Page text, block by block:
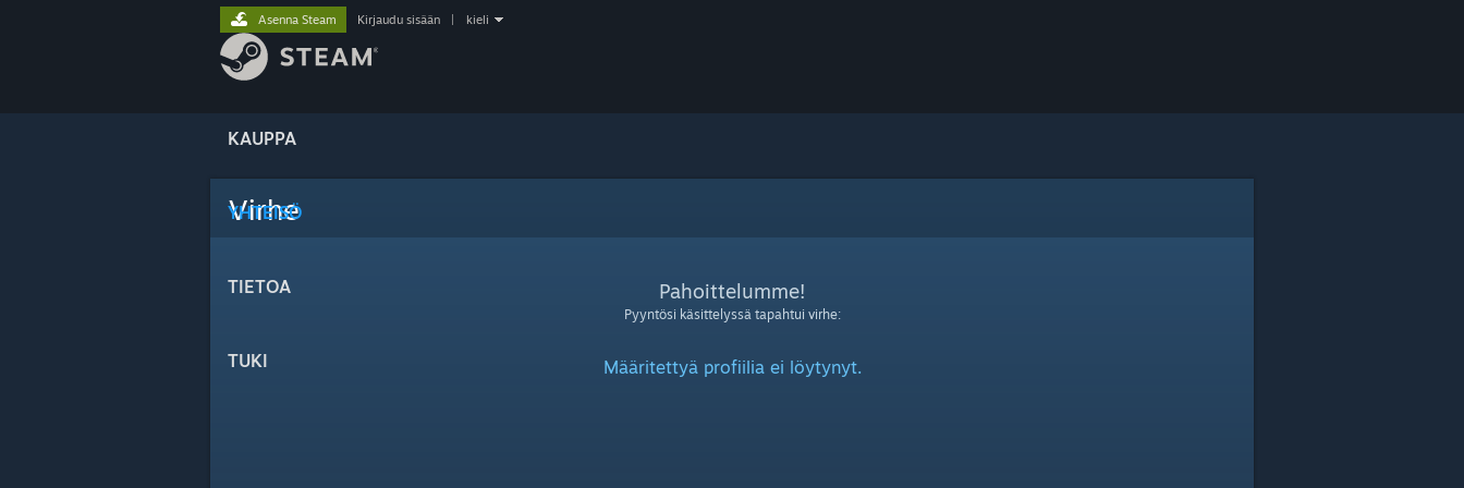
KAUPPA
YHTEISÖ
TIETOA
TUKI
Asenna Steam Kirjaudu sisään kieli
Virhe
Pahoittelumme!
Pyyntösi käsittelyssä tapahtui virhe:
Määritettyä profiilia ei löytynyt.